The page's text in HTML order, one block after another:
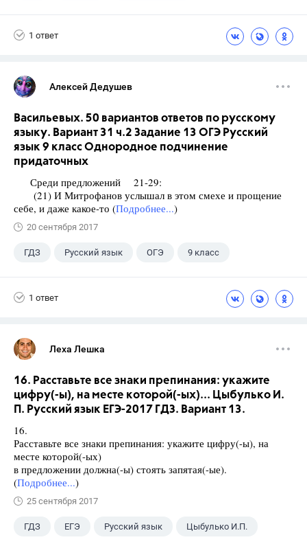
1 ответ
Алексей Дедушев
Васильевых. 50 вариантов ответов по русскому
языку. Вариант 31 ч.2 Задание 13 ОГЭ Русский
язык 9 класс Однородное подчинение
придаточных
Среди предложений 21-29:
(21) И Митрофанов услышал в этом смехе и прощение
себе, и даже какое-то (Подробнее...)
20 сентября 2017
ГДЗ Русский язык ОГЭ 9 класс
1 ответ
Леха Лешка
16. Расставьте все знаки препинания: укажите
цифру(-ы), на месте которой(-ых)... Цыбулько И.
П. Русский язык ЕГЭ-2017 ГДЗ. Вариант 13.
16.
Расставьте все знаки препинания: укажите цифру(-ы), на
месте которой(-ых)
в предложении должна(-ы) стоять запятая(-ые).
(Подробнее...)
25 сентября 2017
ГДЗ ЕГЭ Русский язык Цыбулько И.П.